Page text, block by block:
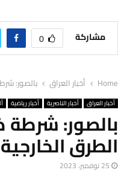
مشاركة 0
Home أخبار العراق بالصور:
أخبار العراق أخبار الناصرية أخبار رياضية
بالصور: شرطة
الطرق الخارجية
25 نوفمبر، 2023